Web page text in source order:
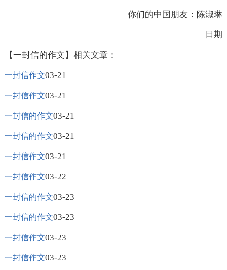
你们的中国朋友：陈淑琳
日期
【一封信的作文】相关文章：
一封信作文03-21
一封信作文03-21
一封信的作文03-21
一封信的作文03-21
一封信作文03-21
一封信作文03-22
一封信的作文03-23
一封信的作文03-23
一封信作文03-23
一封信作文03-23